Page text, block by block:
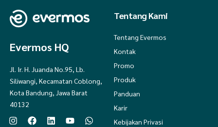
Evermos HQ
Jl. Ir. H. Juanda No.95, Lb.
Siliwangi, Kecamatan Coblong,
Kota Bandung, Jawa Barat
40132
Tentang Kami
Tentang Evermos
Kontak
Promo
Produk
Panduan
Karir
Kebijakan Privasi